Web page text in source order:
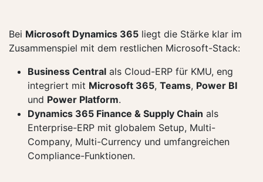
Bei Microsoft Dynamics 365 liegt die Stärke klar im
Zusammenspiel mit dem restlichen Microsoft-Stack:
Business Central als Cloud-ERP für KMU, eng
integriert mit Microsoft 365, Teams, Power BI
und Power Platform.
Dynamics 365 Finance & Supply Chain als
Enterprise-ERP mit globalem Setup, Multi-
Company, Multi-Currency und umfangreichen
Compliance-Funktionen.